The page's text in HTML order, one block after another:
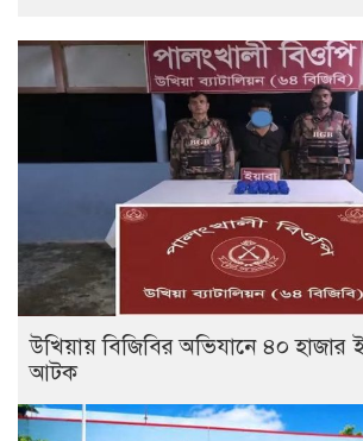
উখিয়ায় বিজিবির অভিযানে ৪০ হাজার
আটক